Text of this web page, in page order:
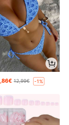
,86€ 12,99€ -1%